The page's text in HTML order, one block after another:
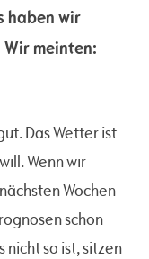
haben wir
meinten:
Das Wetter ist
Wenn wir
Wochen
schon
nicht so ist, sitzen